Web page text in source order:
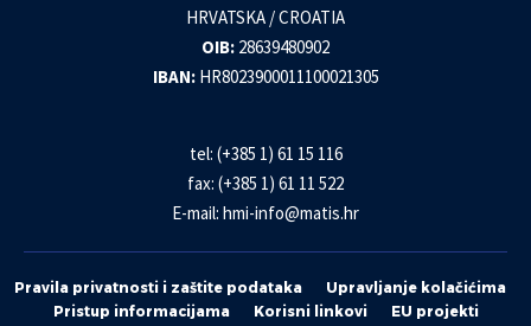
HRVATSKA / CROATIA
OIB: 28639480902
IBAN: HR8023900011100021305
tel: (+385 1) 61 15 116
fax: (+385 1) 61 11 522
E-mail: hmi-info@matis.hr
Pravila privatnosti i zaštite podataka
Upravljanje kolačićima
Pristup informacijama
Korisni linkovi EU projekti